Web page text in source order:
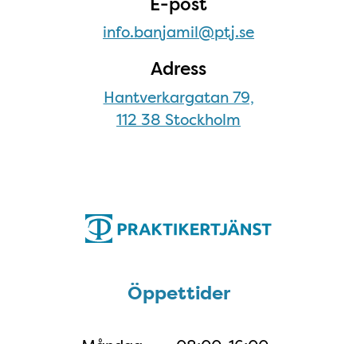
info.banjamil@ptj.se
Adress
Hantverkargatan 79,
112 38 Stockholm
Öppettider